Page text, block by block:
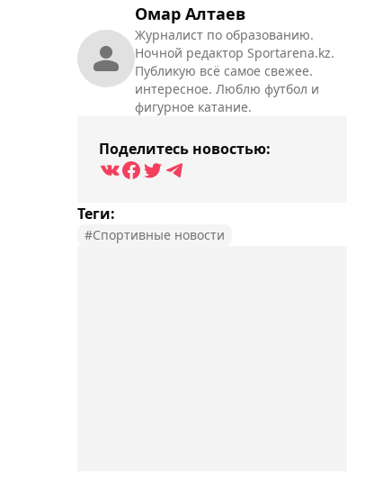
Омар Алтаев
Журналист по образованию.
Ночной редактор Sportarena.kz.
Публикую всё самое свежее.
интересное. Люблю футбол и
фигурное катание.
Поделитесь новостью:
Теги:
#Спортивные новости